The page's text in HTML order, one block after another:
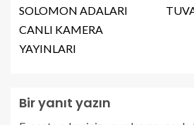
SOLOMON ADALARI
CANLI KAMERA
YAYINLARI
Bir yanıt yazın